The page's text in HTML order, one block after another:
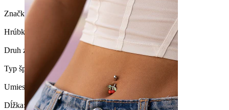
Značka: Bodymod Premium
Hrúbka závitu:
Druh zámku: Vnútorný závit
Typ šperku: Mini labreta, Labreta, Flatback
Umiestnenie:Tragus, Ušný lalôčik, Helix, Conch
Dĺžka:6 mm